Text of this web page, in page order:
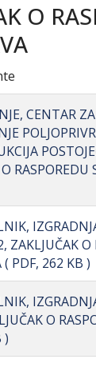
O
CENTAR
RASPOREDU
ZAKLJUČAK O
( PDF, 262 KB )
O
)